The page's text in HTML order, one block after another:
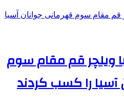
ویلچر قم مقام سوم
آسیا را کسب کردند